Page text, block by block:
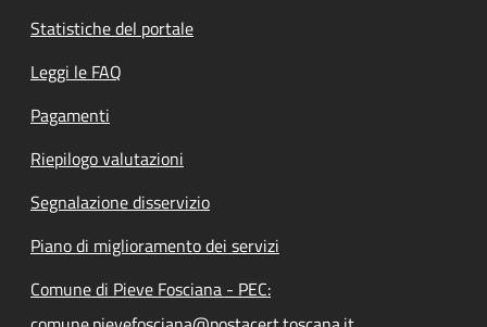
Statistiche del portale
Leggi le FAQ
Pagamenti
Riepilogo valutazioni
Segnalazione disservizio
Piano di miglioramento dei servizi
Comune di Pieve Fosciana - PEC: